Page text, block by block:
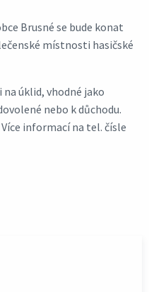
Brusné se bude konat
místnosti hasičské
na úklid, vhodné jako
nebo k důchodu.
informací na tel. čísle